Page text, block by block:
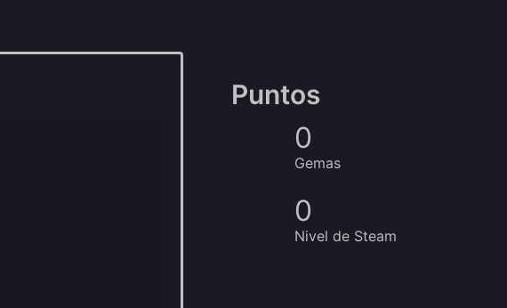
Puntos
0
Gemas
0
Nivel de Steam